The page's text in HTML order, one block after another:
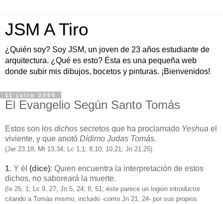
JSM A Tiro
¿Quién soy? Soy JSM, un joven de 23 años estudiante de
arquitectura. ¿Qué es esto? Ésta es una pequeña web
donde subir mis dibujos, bocetos y pinturas. ¡Bienvenidos!
11 julio 2005
El Evangelio Según Santo Tomás
Estos son los dichos secretos que ha proclamado Yeshua el
viviente, y que anotó Dídimo Judas Tomás.
(Jer 23,18; Mt 13,34; Lc 1,1; 8,10; 10,21; Jn 21,25)
1. Y él (dice): Quien encuentra la interpretación de estos
dichos, no saboreará la muerte.
(Is 25, 1; Lc 9, 27; Jn 5, 24; 8, 51; éste parece un logion introductor
citando a Tomás mismo, incluido -como Jn 21, 24- por sus propios